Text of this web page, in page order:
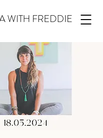
WITH FREDDIE